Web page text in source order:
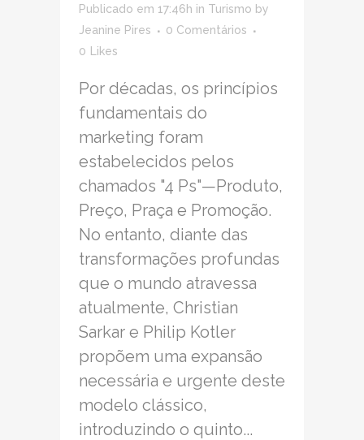
Publicado em 17:46h in Turismo by
Jeanine Pires
0 Comentários
0
Likes
Por décadas, os princípios
fundamentais do
marketing foram
estabelecidos pelos
chamados "4 Ps"—Produto,
Preço, Praça e Promoção.
No entanto, diante das
transformações profundas
que o mundo atravessa
atualmente, Christian
Sarkar e Philip Kotler
propõem uma expansão
necessária e urgente deste
modelo clássico,
introduzindo o quinto...